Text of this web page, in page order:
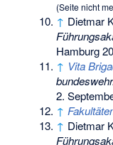
(Seite nicht
↑ Dietmar
Hamburg
↑ Vita
2.
↑
↑ Dietmar